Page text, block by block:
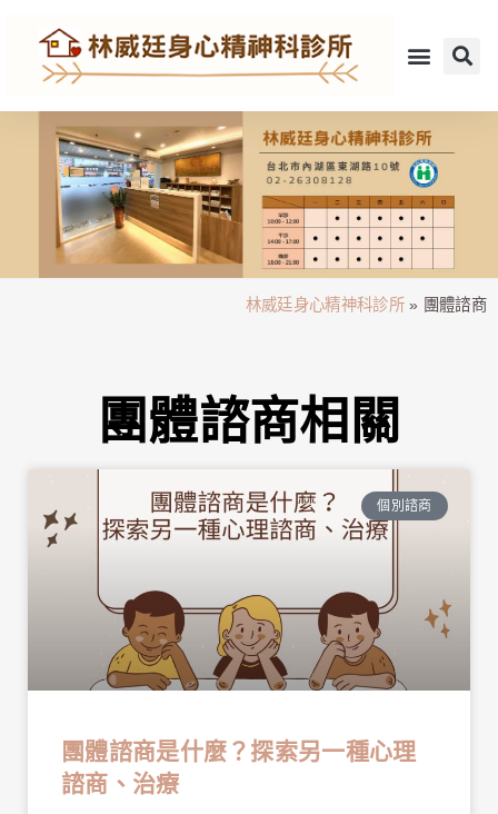
林威廷身心精神科診所» 團體諮商
團體諮商相關
個別諮商
團體諮商是什麼？探索另一種心理
諮商、治療